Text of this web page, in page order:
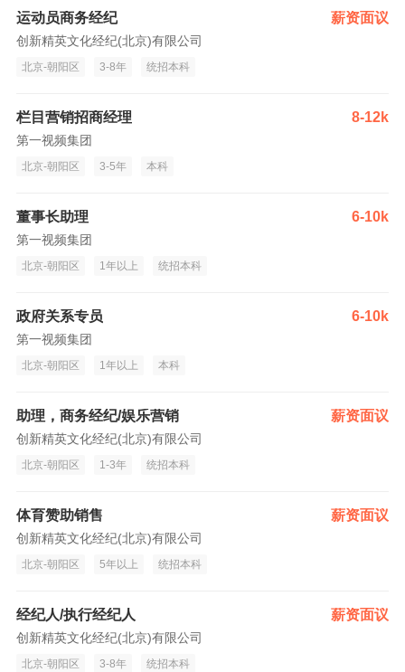
运动员商务经纪 薪资面议
创新精英文化经纪(北京)有限公司
北京-朝阳区 3-8年 统招本科
栏目营销招商经理 8-12k
第一视频集团
北京-朝阳区 3-5年 本科
董事长助理 6-10k
第一视频集团
北京-朝阳区 1年以上 统招本科
政府关系专员 6-10k
第一视频集团
北京-朝阳区 1年以上 本科
助理，商务经纪/娱乐营销 薪资面议
创新精英文化经纪(北京)有限公司
北京-朝阳区 1-3年 统招本科
体育赞助销售 薪资面议
创新精英文化经纪(北京)有限公司
北京-朝阳区 5年以上 统招本科
经纪人/执行经纪人 薪资面议
创新精英文化经纪(北京)有限公司
北京-朝阳区 3-8年 统招本科